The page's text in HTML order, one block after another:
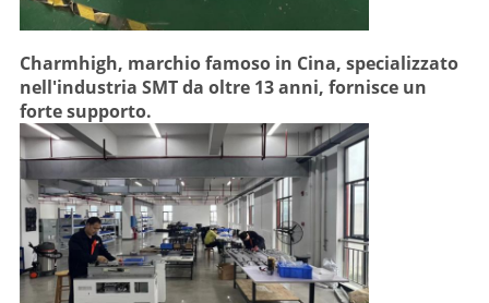
Charmhigh, marchio famoso in Cina, specializzato
nell'industria SMT da oltre 13 anni, fornisce un
forte supporto.